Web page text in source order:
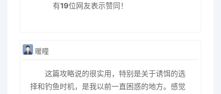
有19位网友表示赞同！
暖瞳
这篇攻略说的很实用，特别是关于诱饵的选
择和钓鱼时机，是我以前一直困惑的地方。感觉